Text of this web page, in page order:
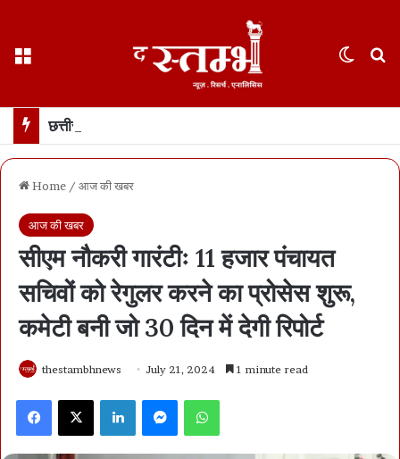
Home / आज की खबर
आज की खबर
सीएम नौकरी गारंटीः 11 हजार पंचायत
सचिवों को रेगुलर करने का प्रोसेस शुरू,
कमेटी बनी जो 30 दिन में देगी रिपोर्ट
thestambhnews July 21, 2024 1 minute read
Facebook X LinkedIn